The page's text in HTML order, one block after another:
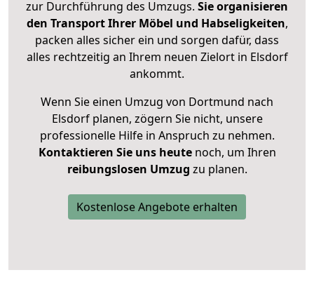
zur Durchführung des Umzugs. Sie organisieren
den Transport Ihrer Möbel und Habseligkeiten,
packen alles sicher ein und sorgen dafür, dass
alles rechtzeitig an Ihrem neuen Zielort in Elsdorf
ankommt.
Wenn Sie einen Umzug von Dortmund nach
Elsdorf planen, zögern Sie nicht, unsere
professionelle Hilfe in Anspruch zu nehmen.
Kontaktieren Sie uns heutenoch, um Ihren
reibungslosen Umzug zu planen.
Kostenlose Angebote erhalten